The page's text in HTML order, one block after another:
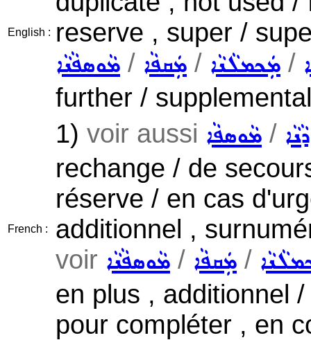
English : reserve , super /
ܡܵܘܣܦܵܢܵܐ / ܡܲܩܦܵܐ / ܡܲܟܡܠܵܢܵܐ /
further /
French :
1) voir aussi ܡܵܘܣܦܵܐ /
rechange / de
réserve / en cas
additionnel ,
voir ܡܵܘܣܦܵܢܵܐ / ܡܲܩܦܵܐ /
en plus , additionnel
pour compléter , en